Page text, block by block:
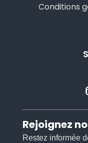
Conditions
Rejoignez
Restez informée